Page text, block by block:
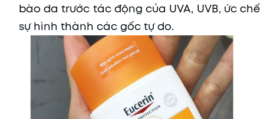
bào da trước tác động của UVA, UVB, ức chế
sự hình thành các gốc tự do.